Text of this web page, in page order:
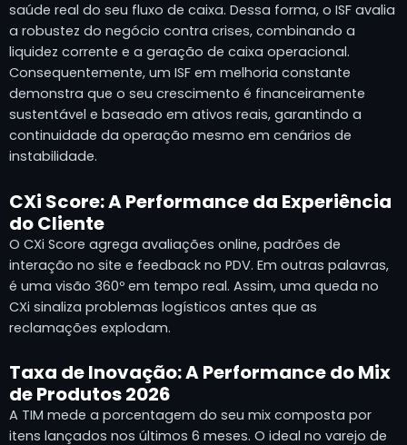
saúde real do seu fluxo de caixa. Dessa forma, o ISF avalia
a robustez do negócio contra crises, combinando a
liquidez corrente e a geração de caixa operacional.
Consequentemente, um ISF em melhoria constante
demonstra que o seu crescimento é financeiramente
sustentável e baseado em ativos reais, garantindo a
continuidade da operação mesmo em cenários de
instabilidade.
CXi Score: A Performance da Experiência
do Cliente
O CXi Score agrega avaliações online, padrões de
interação no site e feedback no PDV. Em outras palavras,
é uma visão 360º em tempo real. Assim, uma queda no
CXi sinaliza problemas logísticos antes que as
reclamações explodam.
Taxa de Inovação: A Performance do Mix
de Produtos 2026
A TIM mede a porcentagem do seu mix composta por
itens lançados nos últimos 6 meses. O ideal no varejo de